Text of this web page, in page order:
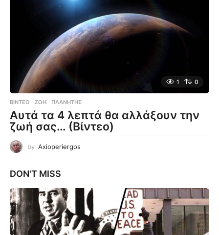
1 0
ΒΊΝΤΕΟ ΖΩΉ ,ΠΛΑΝΉΤΗΣ
Αυτά τα 4 λεπτά θα αλλάξουν την
ζωή σας… (Βίντεο)
by Axioperiergos
DON'T MISS